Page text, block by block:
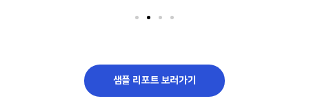
샘플 리포트 보러가기